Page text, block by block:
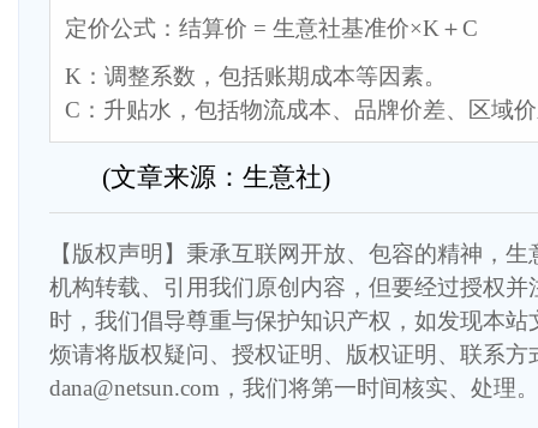
定价公式：结算价 = 生意社基准价×K＋C
K：调整系数，包括账期成本等因素。
C：升贴水，包括物流成本、品牌价差、区域
(文章来源：生意社)
【版权声明】秉承互联网开放、包容的精神，
机构转载、引用我们原创内容，但要经过授权并
时，我们倡导尊重与保护知识产权，如发现本
烦请将版权疑问、授权证明、版权证明、联系方
dana@netsun.com，我们将第一时间核实、处理。